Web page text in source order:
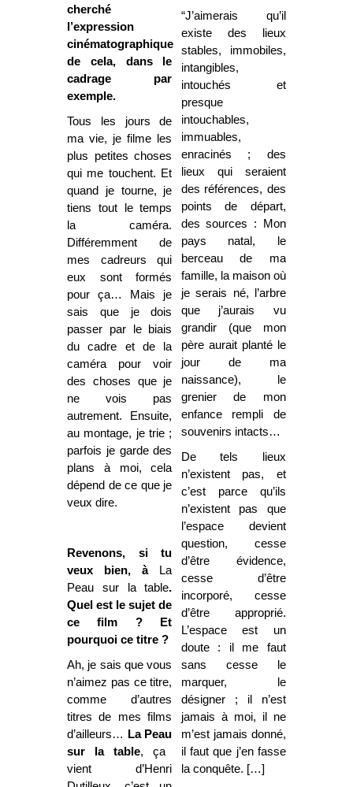
cherché
l’expression
cinématographique
de cela, dans le
cadrage par
exemple.
Tous les jours de
ma vie, je filme les
plus petites choses
qui me touchent. Et
quand je tourne, je
tiens tout le temps
la caméra.
Différemment de
mes cadreurs qui
eux sont formés
pour ça… Mais je
sais que je dois
passer par le biais
du cadre et de la
caméra pour voir
des choses que je
ne vois pas
autrement. Ensuite,
au montage, je trie ;
parfois je garde des
plans à moi, cela
dépend de ce que je
veux dire.
Revenons, si tu
veux bien, à
La
Peau sur la table.
Quel est le sujet de
ce film ? Et
pourquoi ce titre ?
Ah, je sais que vous
n’aimez pas ce titre,
comme d’autres
titres de mes films
d’ailleurs…
La Peau
sur la table, ça
vient d’Henri
“J’aimerais qu’il
existe des lieux
stables, immobiles,
intangibles,
intouchés et
presque
intouchables,
immuables,
enracinés ; des
lieux qui seraient
des références, des
points de départ,
des sources : Mon
pays natal, le
berceau de ma
famille, la maison où
je serais né, l’arbre
que j’aurais vu
grandir (que mon
père aurait planté le
jour de ma
naissance), le
grenier de mon
enfance rempli de
souvenirs intacts…
De tels lieux
n’existent pas, et
c’est parce qu’ils
n’existent pas que
l’espace devient
question, cesse
d’être évidence,
cesse d’être
incorporé, cesse
d’être approprié.
L’espace est un
doute : il me faut
sans cesse le
marquer, le
désigner ; il n’est
jamais à moi, il ne
m’est jamais donné,
il faut que j’en fasse
la conquête. […]